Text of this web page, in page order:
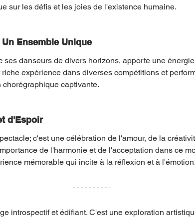
sur les défis et les joies de l'existence humaine.
Ensemble Unique
ses danseurs de divers horizons, apporte une
expérience dans diverses compétitions et
captivante.
d'Espoir
c'est une célébration de l'amour, de la
de l'harmonie et de l'acceptation dans ce
mémorable qui incite à la réflexion et à l'émotion.
introspectif et édifiant. C'est une exploration